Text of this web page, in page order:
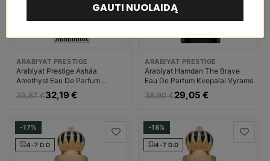
ARABIYAT PRESTIGE
Arabiyat Prestige Asháa
Amethyst Eau De Parfum
Kvepalai Moterims
39,87 €32,19 €
ARABIYAT PRESTIGE
Arabiyat Hamdan The Brave
Eau De Parfum Kvepalai Vyrams
38,90 €29,05 €
-17%
4-7 D.D
-18%
4-7 D.D
GAUTI NUOLAIDĄ